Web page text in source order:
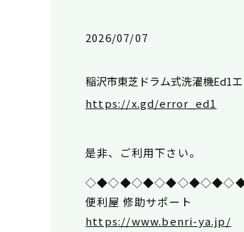
2026/07/07
稲沢市東芝ドラム式洗濯機Ed1
https://x.gd/error_ed1
是非、ご利用下さい。
便利屋 修助サポート
https://www.benri-ya.jp/